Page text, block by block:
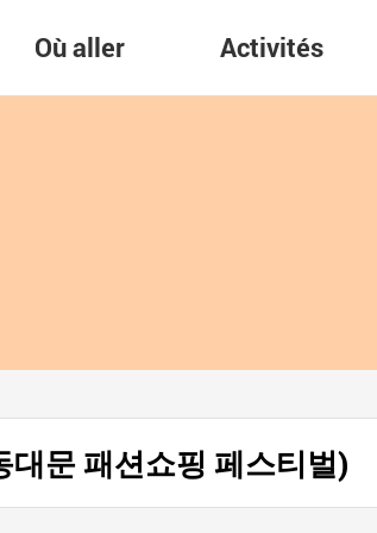
Où aller Activités
문 패션쇼핑 페스티벌)